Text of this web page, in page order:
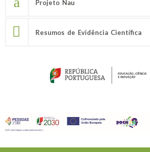
Projeto Nau
Resumos de Evidência Científica